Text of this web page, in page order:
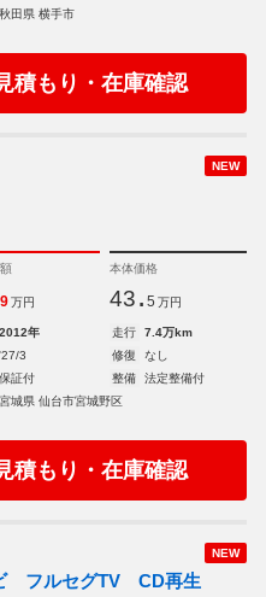
秋田県 横手市
積もり・在庫確認
NEW
9 万円
本体価格
43. 5 万円
2012年 走行
7.4万km
'27/3 修復
なし
保証付 整備
法定整備付
宮城県 仙台市宮城野区
積もり・在庫確認
NEW
フルセグTV CD再生